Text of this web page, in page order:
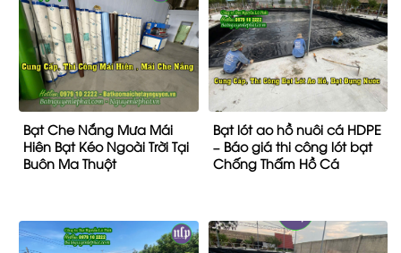
Bạt Che Nắng Mưa Mái
Hiên Bạt Kéo Ngoài Trời Tại
Buôn Ma Thuột
Bạt lót ao hồ nuôi cá HDPE
– Báo giá thi công lót bạt
Chống Thấm Hồ Cá